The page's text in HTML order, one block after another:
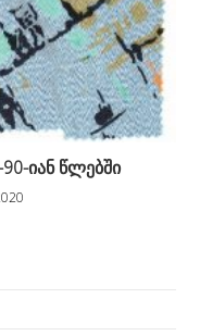
იან წლებში